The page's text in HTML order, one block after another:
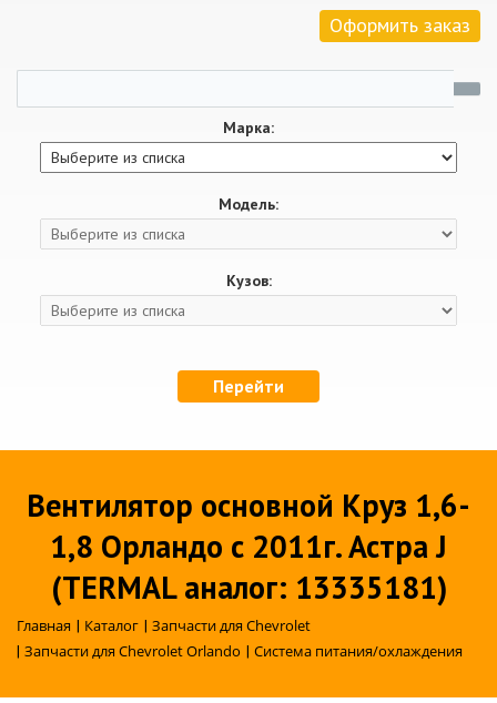
Оформить заказ
Марка:
Модель:
Кузов:
Перейти
Вентилятор основной Круз 1,6-
1,8 Орландо с 2011г. Астра J
(TERMAL аналог: 13335181)
Главная | Каталог | Запчасти для Chevrolet
| Запчасти для Chevrolet Orlando | Система питания/охлаждения